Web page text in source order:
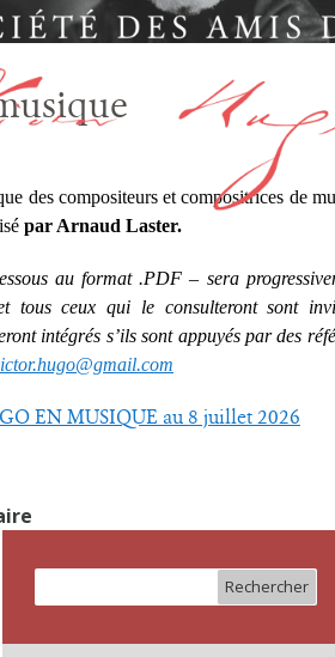
des compositeurs et compositrices de
par Arnaud Laster.
au format .PDF – sera
tous ceux qui le consulteront sont
intégrés s’ils sont appuyés par des
EN MUSIQUE au 8 juillet 2026